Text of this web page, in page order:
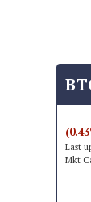
Last
Mkt